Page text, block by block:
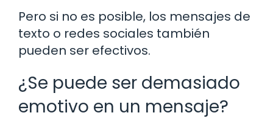
Pero si no es posible, los mensajes de
texto o redes sociales también
pueden ser efectivos.
¿Se puede ser demasiado
emotivo en un mensaje?